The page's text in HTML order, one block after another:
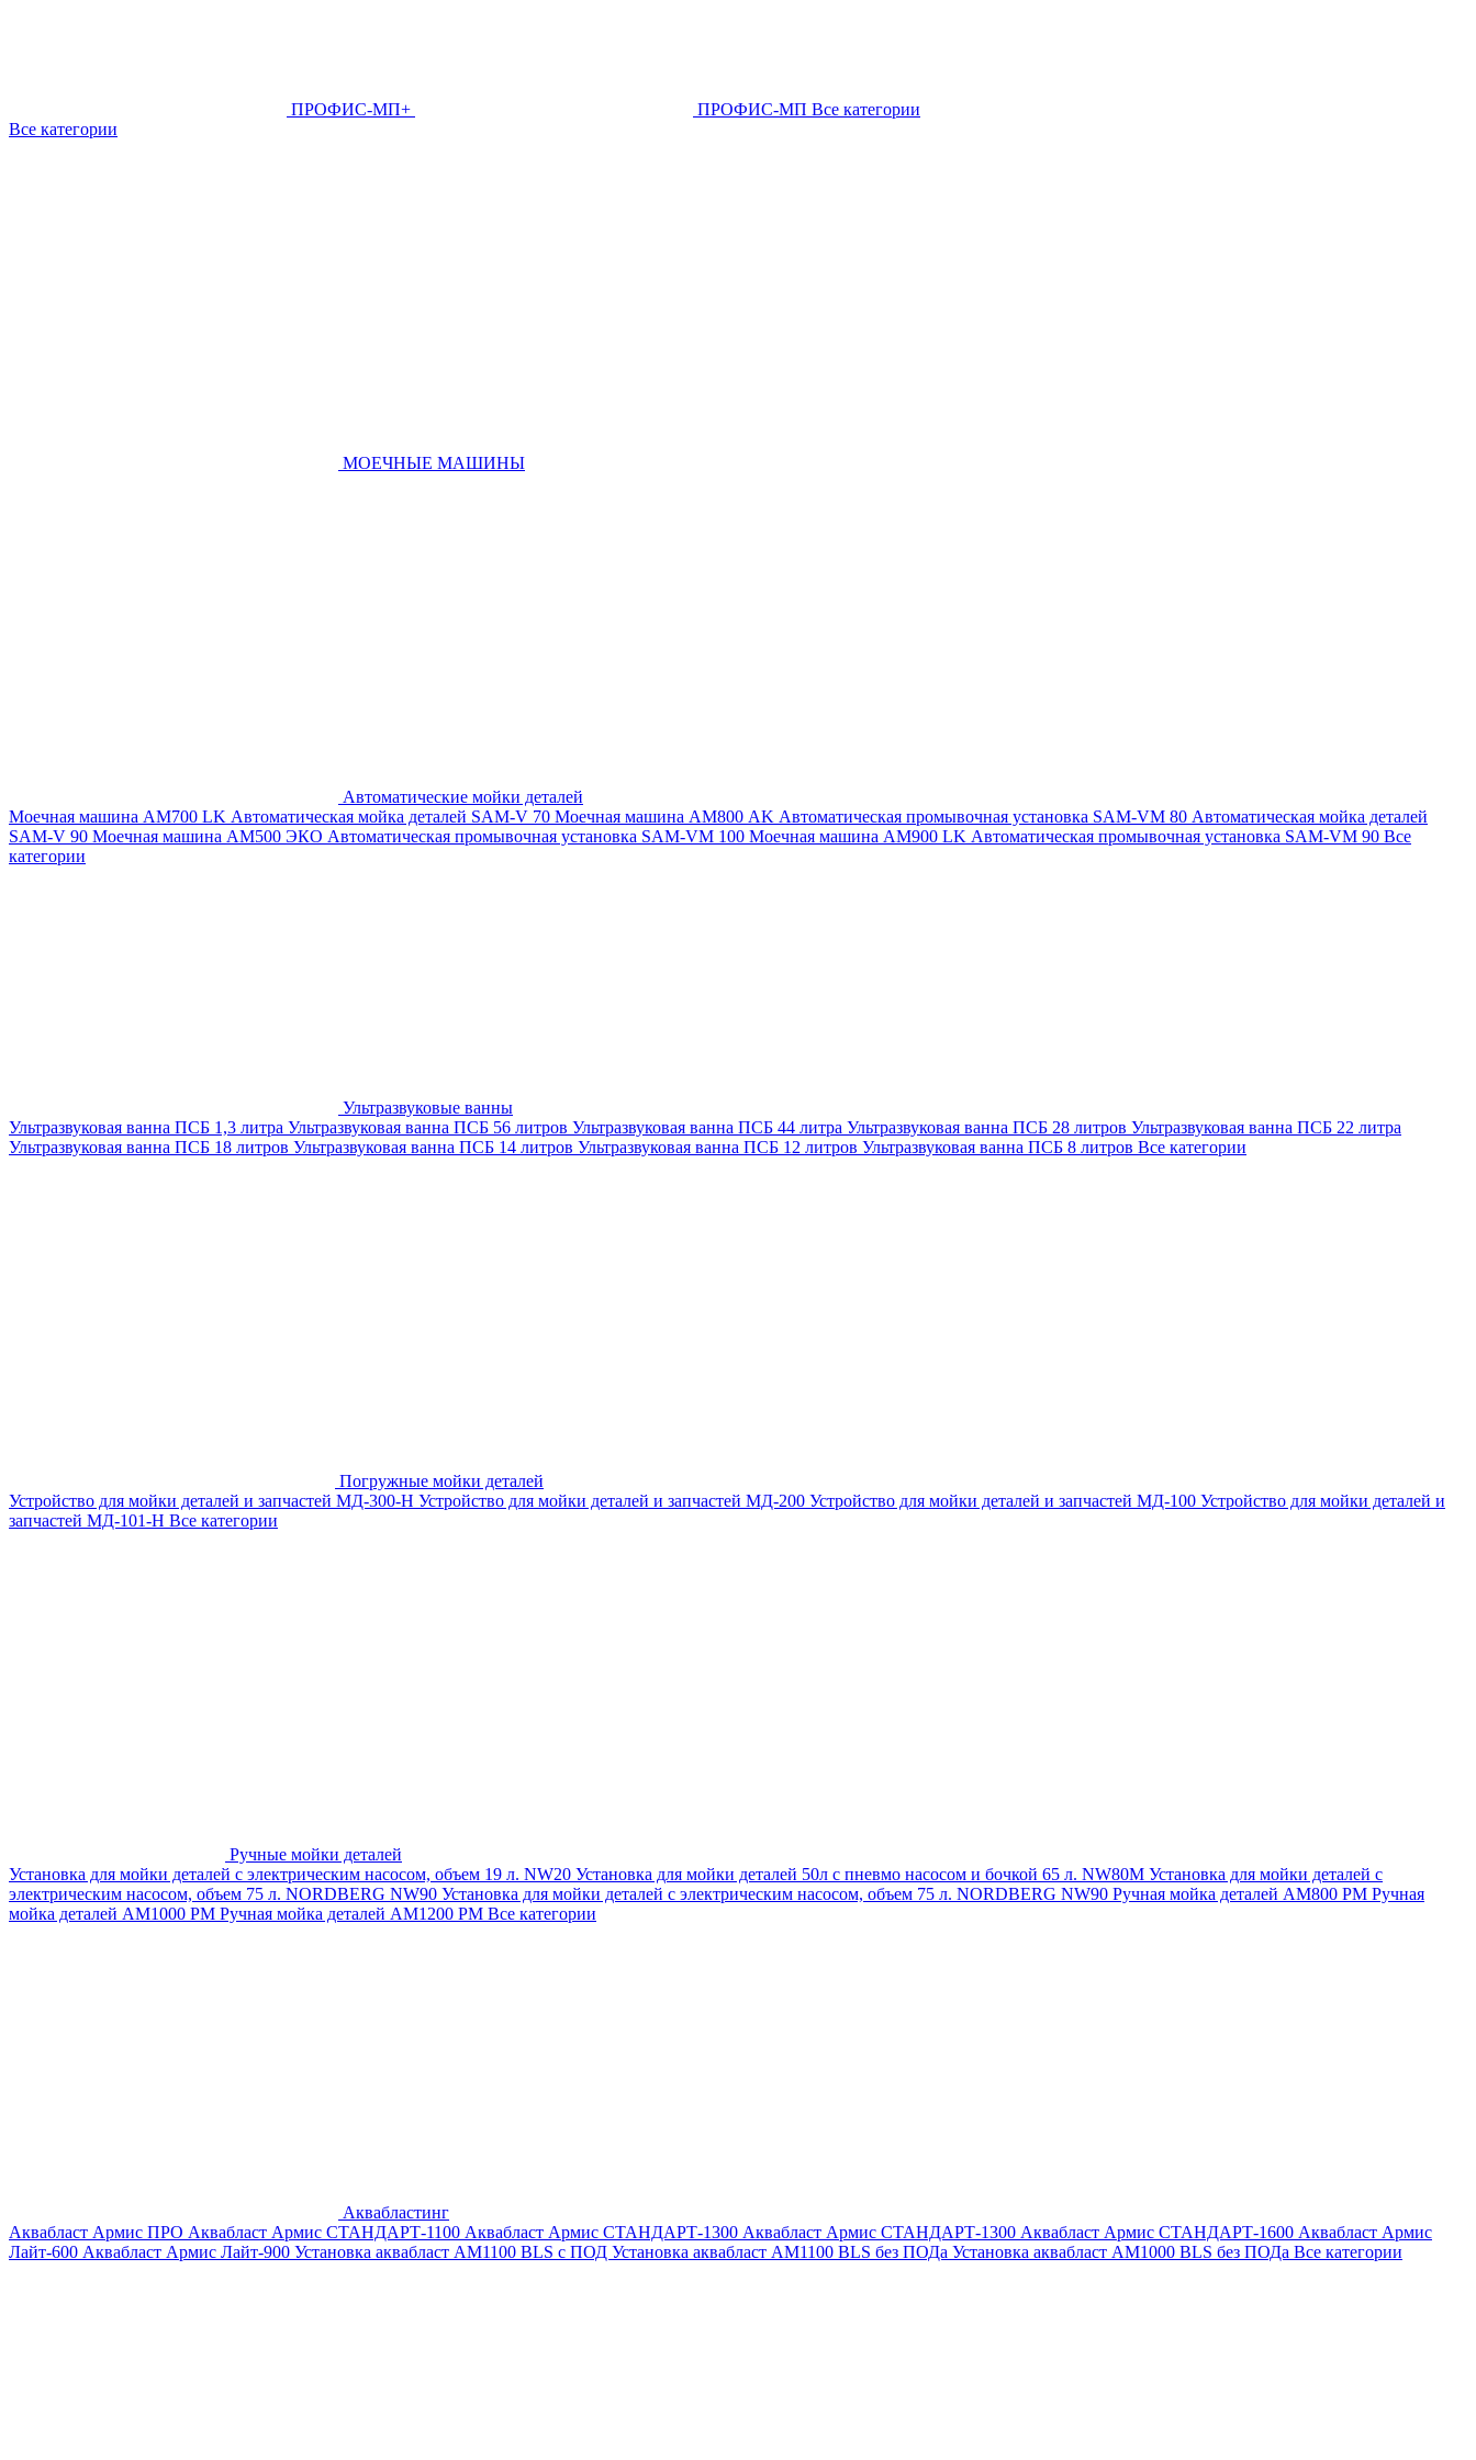
ПРОФИС-МП+ ПРОФИС-МП Все категории
Все категории
МОЕЧНЫЕ МАШИНЫ
Автоматические мойки деталей
Моечная машина AM700 LK Автоматическая мойка деталей SAM-V 70 Моечная машина АМ800 AK Автоматическая промывочная установка SAM-VM 80 Автоматическая мойка деталей
SAM-V 90 Моечная машина АМ500 ЭКО Автоматическая промывочная установка SAM-VM 100 Моечная машина AM900 LK Автоматическая промывочная установка SAM-VM 90 Все
категории
Ультразвуковые ванны
Ультразвуковая ванна ПСБ 1,3 литра Ультразвуковая ванна ПСБ 56 литров Ультразвуковая ванна ПСБ 44 литра Ультразвуковая ванна ПСБ 28 литров Ультразвуковая ванна ПСБ 22 литра
Ультразвуковая ванна ПСБ 18 литров Ультразвуковая ванна ПСБ 14 литров Ультразвуковая ванна ПСБ 12 литров Ультразвуковая ванна ПСБ 8 литров Все категории
Погружные мойки деталей
Устройство для мойки деталей и запчастей МД-300-H Устройство для мойки деталей и запчастей МД-200 Устройство для мойки деталей и запчастей МД-100 Устройство для мойки деталей и
запчастей МД-101-Н Все категории
Ручные мойки деталей
Установка для мойки деталей с электрическим насосом, объем 19 л. NW20 Установка для мойки деталей 50л с пневмо насосом и бочкой 65 л. NW80M Установка для мойки деталей с
электрическим насосом, объем 75 л. NORDBERG NW90 Установка для мойки деталей с электрическим насосом, объем 75 л. NORDBERG NW90 Ручная мойка деталей АМ800 РМ Ручная
мойка деталей АМ1000 РМ Ручная мойка деталей АМ1200 РМ Все категории
Аквабластинг
Аквабласт Армис ПРО Аквабласт Армис СТАНДАРТ-1100 Аквабласт Армис СТАНДАРТ-1300 Аквабласт Армис СТАНДАРТ-1300 Аквабласт Армис СТАНДАРТ-1600 Аквабласт Армис
Лайт-600 Аквабласт Армис Лайт-900 Установка аквабласт AM1100 BLS с ПОД Установка аквабласт AM1100 BLS без ПОДа Установка аквабласт AM1000 BLS без ПОДа Все категории